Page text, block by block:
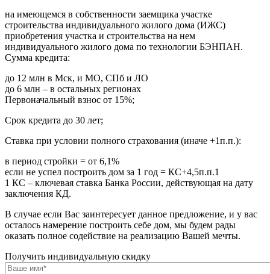
на имеющемся в собственности заемщика участке
строительства индивидуального жилого дома (ИЖС)
приобретения участка и строительства на нем
индивидуального жилого дома по технологии БЭНПАН.
Сумма кредита:
до 12 млн в Мск, и МО, СПб и ЛО
до 6 млн – в остальных регионах
Первоначальный взнос от 15%;
Срок кредита до 30 лет;
Ставка при условии полного страхования (иначе +1п.п.):
в период стройки = от 6,1%
если не успел построить дом за 1 год = КС+4,5п.п.1
1 КС – ключевая ставка Банка России, действующая на дату
заключения КД.
В случае если Вас заинтересует данное предложение, и у вас
осталось намерение построить себе дом, мы будем рады
оказать полное содействие на реализацию Вашей мечты.
Получить индивидуальную скидку